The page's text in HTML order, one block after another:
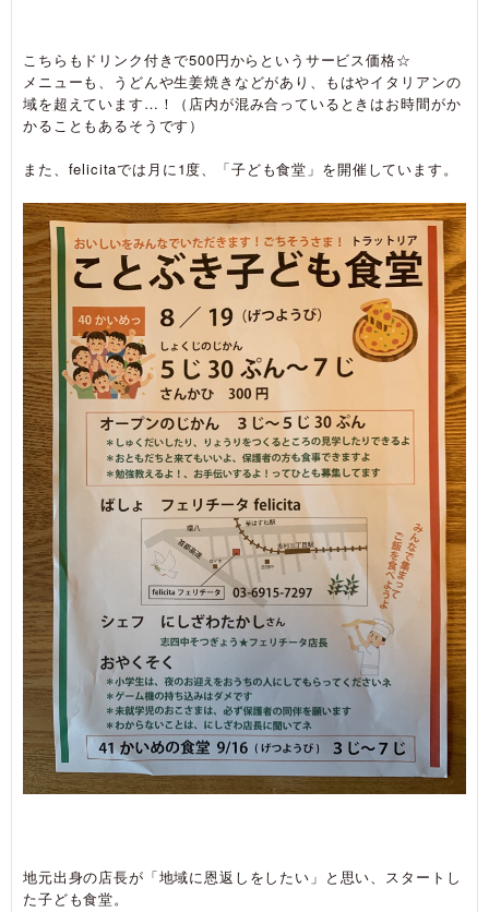
こちらもドリンク付きで500円からというサービス価格☆
メニューも、うどんや生姜焼きなどがあり、もはやイタリアンの
域を超えています…！（店内が混み合っているときはお時間がか
かることもあるそうです）
また、felicitaでは月に1度、「子ども食堂」を開催しています。
地元出身の店長が「地域に恩返しをしたい」と思い、スタートし
た子ども食堂。